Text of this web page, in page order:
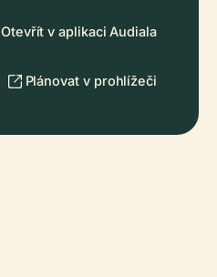
Otevřít v aplikaci Audiala
Plánovat v prohlížeči